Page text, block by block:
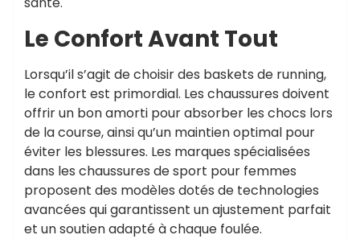
Le Confort Avant Tout
Lorsqu’il s’agit de choisir des baskets de running,
le confort est primordial. Les chaussures doivent
offrir un bon amorti pour absorber les chocs lors
de la course, ainsi qu’un maintien optimal pour
éviter les blessures. Les marques spécialisées
dans les chaussures de sport pour femmes
proposent des modèles dotés de technologies
avancées qui garantissent un ajustement parfait
et un soutien adapté à chaque foulée.